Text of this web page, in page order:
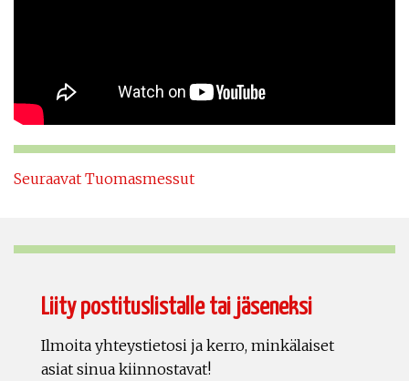
Seuraavat Tuomasmessut
Liity postituslistalle tai jäseneksi
Ilmoita yhteystietosi ja kerro, minkälaiset
asiat sinua kiinnostavat!